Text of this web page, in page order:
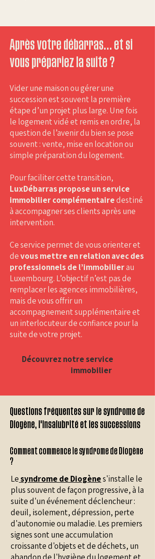
Après votre débarras… et si
vous prépariez la suite ?
Vider une maison ou gérer une
succession est souvent la première
étape d’un projet plus large. Une fois
le logement vidé et remis en ordre, la
question de l’avenir du bien se pose
souvent : vente, mise en location ou
simple préparation du logement.
Pour faciliter cette transition,
LuxDébarras propose un service
immobilier complémentairedestiné
à accompagner ses clients après une
intervention.
Ce service permet de vous orienter et
devous mettre en relation avec des
professionnels de l’immobilierau
Luxembourg. L’objectif n’est pas de
remplacer les agences immobilières,
mais de vous offrir un
accompagnement supplémentaire et
un interlocuteur de confiance pour la
suite de votre projet.
Découvrez notre service
immobilier
Questions fréquentes sur le syndrome de
Diogène, l'insalubrité et les successions
Comment commence le syndrome de Diogène
?
Lesyndrome de Diogènes'installe le
plus souvent de façon progressive, à la
suite d'un événement déclencheur :
deuil, isolement, dépression, perte
d'autonomie ou maladie. Les premiers
signes sont une accumulation
croissante d'objets et de déchets, un